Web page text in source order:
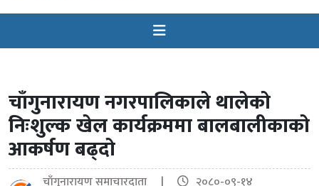
चाँगुनारायण नगरपालिकाले थालेको
निःशुल्क खेल कार्यक्रममा बालबालीकाको
आकर्षण बढ्दो